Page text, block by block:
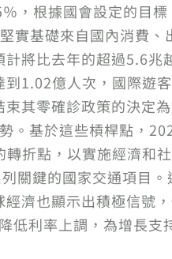
，根據國會設定的目
實基礎來自國內消費
將比去年的超過5.6
1.02億人次，國際遊
其零確診政策的決定
。基於這些槓桿點，
折點，以實施經濟和
關鍵的國家交通項目
濟也顯示出積極信號
利率上調，為增長